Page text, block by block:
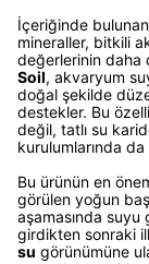
İçeriğinde bulunan
mineraller, bitkili
değerlerinin daha
Soil, akvaryum
doğal şekilde
destekler. Bu
değil, tatlı su
kurulumlarında
Bu ürünün en
görülen yoğun
aşamasında
girdikten sonraki
su görünümüne